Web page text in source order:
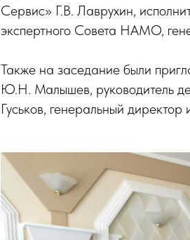
Сервис» Г.В. Лаврухин,
экспертного Совета НАМО,
​Также на заседание были
Ю.Н. Малышев, руководитель
Гуськов, генеральный